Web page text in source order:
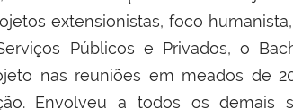
extensionistas, foco
Públicos e Privados, o
nas reuniões em meados de
Envolveu a todos os demais